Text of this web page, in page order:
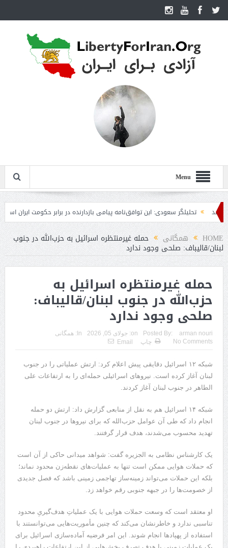
Menu
تحلیلگر سعودی: این توافق‌نامه پیامی بازدارنده در برابر حکومت ایران است
HOME همگانی حمله غیرمنتظره اسرائیل به حزب‌الله در جنوب
لبنان/قالیباف: صلحی وجود ندارد
حمله غیرمنتظره اسرائیل به
حزب‌الله در جنوب لبنان/قالیباف:
صلحی وجود ندارد
Posted By: arman nouri
on: جولای 05, 2026 In: همگانی
No Comments
چاپ Email
شبکه ۱۲ اسرائیل دقایقی پیش اعلام کرد: ارتش عملیاتی را در جنوب
لبنان آغاز کرده است. نیروهای اسرائیلی حمله‌ای را به ارتفاعات علی
الطاهر در جنوب لبنان آغاز کردند.
شبکه ۱۴ اسرائیل هم به نقل از منابعی گزارش داد: ارتش دو حمله
انجام داد که طی آن عوامل حزب‌الله که برای نیروها در جنوب لبنان
تهدید محسوب می‌شدند، هدف قرار گرفتند.
یک کارشناس نظامی به الجزیره گفت: شواهد میدانی حاکی از آن است
که حملات هوایی ممکن است تنها به عملیات‌های نقطه‌زن محدود نماند؛
بلکه این حملات می‌تواند زمینه‌ساز تهاجمی زمینی باشد که فصل جدیدی
از خصومت‌ها را در جبهه جنوبی رقم خواهد زد.
او معتقد است که وسعت حملات هوایی با یک عملیاتِ هدف‌گیریِ محدود
تناسبی ندارد و خاطرنشان می‌کند که چنین مأموریت‌هایی می‌توانستند با
استفاده از پهپادها انجام شوند. این امر فرضیه آماده‌سازی اسرائیل برای